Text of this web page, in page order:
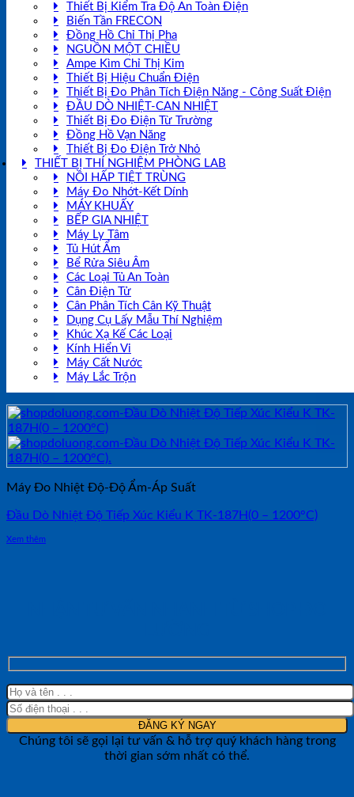
Thiết Bị Kiểm Tra Độ An Toàn Điện
Biến Tần FRECON
Đồng Hồ Chỉ Thị Pha
NGUỒN MỘT CHIỀU
Ampe Kìm Chỉ Thị Kim
Thiết Bị Hiệu Chuẩn Điện
Thiết Bị Đo Phân Tích Điện Năng - Công Suất Điện
ĐẦU DÒ NHIỆT-CAN NHIỆT
Thiết Bị Đo Điện Từ Trường
Đồng Hồ Vạn Năng
Thiết Bị Đo Điện Trở Nhỏ
THIẾT BỊ THÍ NGHIỆM PHÒNG LAB
NỒI HẤP TIỆT TRÙNG
Máy Đo Nhớt-Kết Dính
MÁY KHUẤY
BẾP GIA NHIỆT
Máy Ly Tâm
Tủ Hút Ẩm
Bể Rửa Siêu Âm
Các Loại Tủ An Toàn
Cân Điện Tử
Cân Phân Tích Cân Kỹ Thuật
Dụng Cụ Lấy Mẫu Thí Nghiệm
Khúc Xạ Kế Các Loại
Kính Hiển Vi
Máy Cất Nước
Máy Lắc Trộn
Máy Đo Nhiệt Độ-Độ Ẩm-Áp Suất
Đầu Dò Nhiệt Độ Tiếp Xúc Kiểu K TK-187H(0 – 1200°C)
Xem thêm
Chúng tôi sẽ gọi lại tư vấn & hỗ trợ quý khách hàng trong
thời gian sớm nhất có thể.